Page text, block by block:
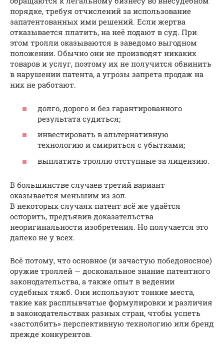
порядке, требуя отчислений за использование
запатентованных ими решений. Если жертва
отказывается платить, на неё подают в суд. При
этом тролли оказываются в заведомо выгодном
положении. Обычно они не производят никаких
товаров и услуг, поэтому их не получится обвинить
в нарушении патента, а угрозы запрета продаж на
них не работают.
долго, дорого и без гарантированного
результата судиться;
инвестировать в альтернативную
технологию и смириться с убытками;
выплатить троллю отступные за лицензию.
В большинстве случаев третий вариант
оказывается меньшим из зол.
В некоторых случаях патент всё же удаётся
оспорить, предъявив доказательства
неоригинальности изобретения. Но получается это
далеко не у всех.
Всё потому, что основное (и зачастую победоносное)
оружие троллей — доскональное знание патентного
законодательства, а также опыт в ведении
судебных тяжб. Они используют тонкие места,
такие как расплывчатые формулировки и различия
в законодательствах разных стран, чтобы успеть
«застолбить» перспективную технологию или бренд
прежде конкурентов.